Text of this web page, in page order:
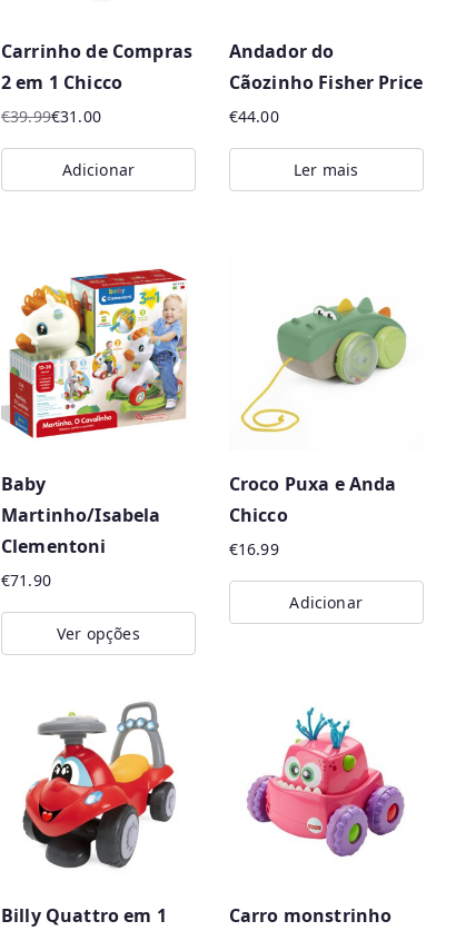
r
m
i
s
e
t
e
s
Carrinho de Compras
2 em 1 Chicco
€39.99
O
preço
€31.00
O
preço
Adicionar
Andador do
Cãozinho Fisher Price
€44.00
Ler mais
Baby
Martinho/Isabela
Clementoni
€71.90
Ver opções
multiple
variants.
The
options
be
Croco Puxa e Anda
Chicco
€16.99
Adicionar
Billy Quattro em 1
Carro monstrinho